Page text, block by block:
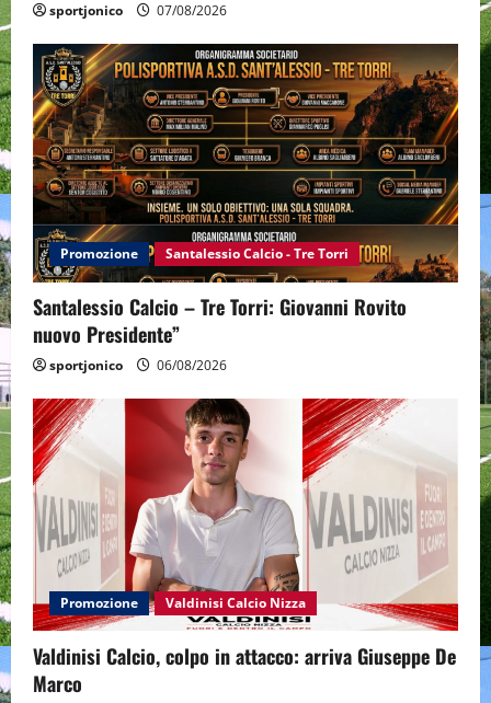
sportjonico 07/08/2026
Promozione Santalessio Calcio - Tre Torri
Santalessio Calcio – Tre Torri: Giovanni Rovito
nuovo Presidente”
sportjonico 06/08/2026
Promozione Valdinisi Calcio Nizza
Valdinisi Calcio, colpo in attacco: arriva Giuseppe De
Marco